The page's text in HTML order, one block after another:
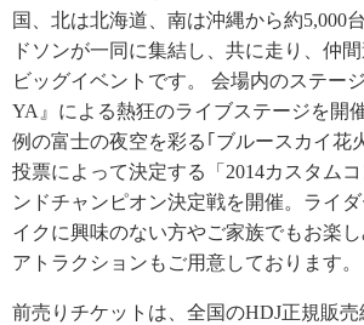
国、北は北海道、南は沖縄から約5,000
ドソンが一同に集結し、共に走り、仲
ビッグイベントです。 会場内のステー
YA』による熱狂のライブステージを開
例の富士の夜空を彩る｢ブルースカイ花
投票によって決定する「2014カスタム
ンドチャンピオン決定戦を開催。ライ
イクに興味のない方やご家族でもお楽
アトラクションもご用意しております。
前売りチケットは、全国のHDJ正規販売